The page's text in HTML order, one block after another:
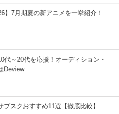
】7月期夏の新アニメを一挙紹介！
代～20代を応援！オーディション・
Deview
ブスクおすすめ11選【徹底比較】